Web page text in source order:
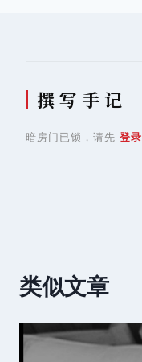
撰 写 手 记
暗房门已锁，请先 登录
类似文章